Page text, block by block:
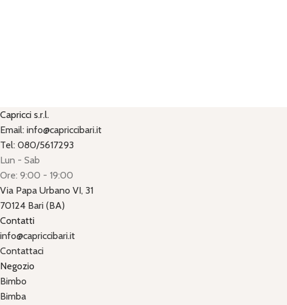
Capricci s.r.l.
Email: info@capriccibari.it
Tel: 080/5617293
Lun - Sab
Ore: 9:00 - 19:00
Via Papa Urbano VI, 31
70124 Bari (BA)
Contatti
info@capriccibari.it
Contattaci
Negozio
Bimbo
Bimba